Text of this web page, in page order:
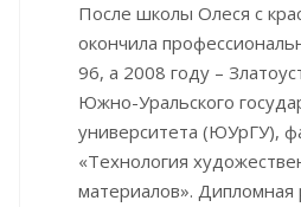
После школы Олеся с
окончила
96, а 2008 году –
Южно-Уральского
университета (ЮУрГУ),
«Технология
материалов». Дипломная